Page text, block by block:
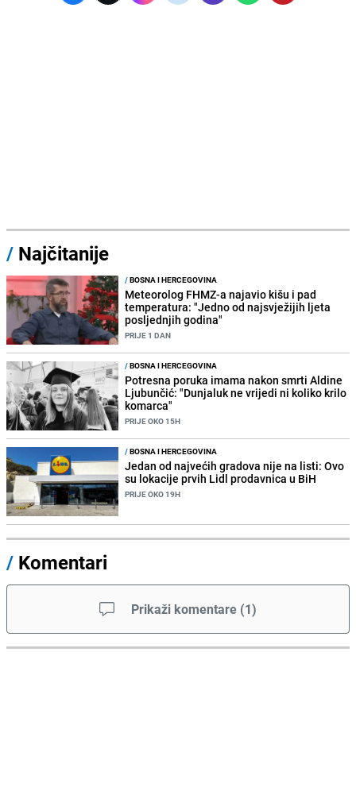
/ Najčitanije
/BOSNA I HERCEGOVINA
Meteorolog FHMZ-a najavio kišu i pad
temperatura: "Jedno od najsvježijih ljeta
posljednjih godina"
PRIJE 1 DAN
/BOSNA I HERCEGOVINA
Potresna poruka imama nakon smrti Aldine
Ljubunčić: "Dunjaluk ne vrijedi ni koliko krilo
komarca"
PRIJE OKO 15H
/BOSNA I HERCEGOVINA
Jedan od najvećih gradova nije na listi: Ovo
su lokacije prvih Lidl prodavnica u BiH
PRIJE OKO 19H
/ Komentari
Prikaži komentare (1)